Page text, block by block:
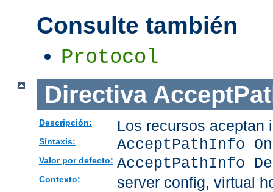
Consulte también
Protocol
Directiva
Descripción: Los recursos aceptan
Sintaxis: AcceptPathInfo
Valor por defecto: AcceptPathInfo
Contexto: server config, virtual